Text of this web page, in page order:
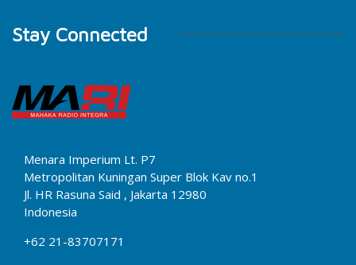
Stay Connected
Menara Imperium Lt. P7
Metropolitan Kuningan Super Blok Kav no.1
Jl. HR Rasuna Said , Jakarta 12980
Indonesia
+62 21-83707171